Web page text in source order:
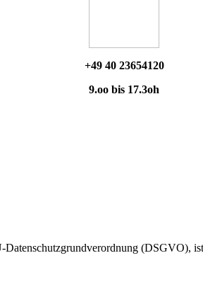
+49 40 23654120
9.oo bis 17.3oh
Datenschutzgrundverordnung (DSGVO),